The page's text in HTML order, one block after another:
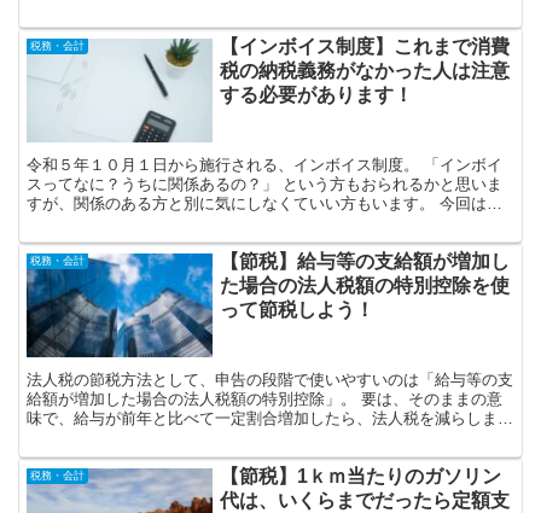
税務・会計
【インボイス制度】これまで消費
税の納税義務がなかった人は注意
する必要があります！
令和５年１０月１日から施行される、インボイス制度。 「インボイ
スってなに？うちに関係あるの？」 という方もおられるかと思いま
すが、関係のある方と別に気にしなくていい方もいます。 今回はそ
税務・会計
【節税】給与等の支給額が増加し
た場合の法人税額の特別控除を使
って節税しよう！
法人税の節税方法として、申告の段階で使いやすいのは「給与等の支
給額が増加した場合の法人税額の特別控除」。 要は、そのままの意
味で、給与が前年と比べて一定割合増加したら、法人税を減らします
税務・会計
【節税】1ｋｍ当たりのガソリン
代は、いくらまでだったら定額支